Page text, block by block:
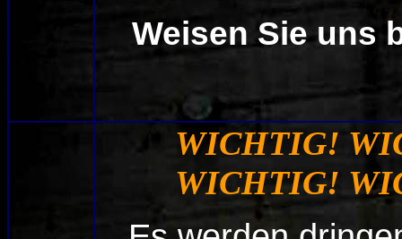
Weisen Sie uns
WICHTIG!
WICHTIG!